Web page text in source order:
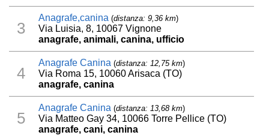
3
Anagrafe,canina (distanza: 9,36 km)
Via Luisia, 8, 10067 Vignone
anagrafe, animali, canina, ufficio
4
Anagrafe Canina (distanza: 12,75 km)
Via Roma 15, 10060 Arisaca (TO)
anagrafe, canina
5
Anagrafe Canina (distanza: 13,68 km)
Via Matteo Gay 34, 10066 Torre Pellice (TO)
anagrafe, cani, canina